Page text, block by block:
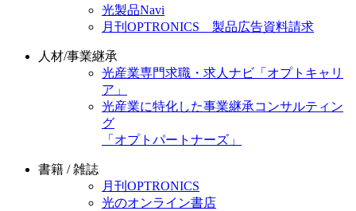
光製品Navi
月刊OPTRONICS 製品広告資料請求
人材/事業継承
光産業専門求職・求人ナビ「オプトキャリ
ア」
光産業に特化した事業継承コンサルティン
グ
「オプトパートナーズ」
書籍 / 雑誌
月刊OPTRONICS
光のオンライン書店